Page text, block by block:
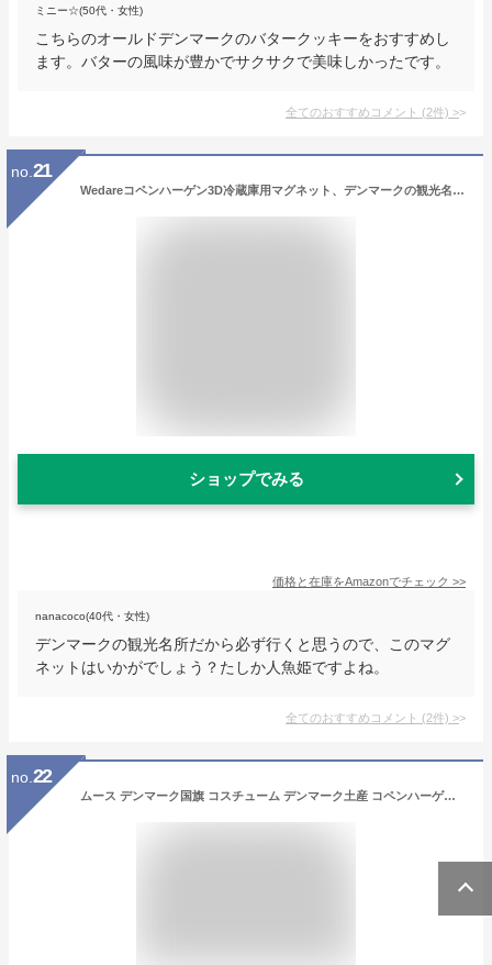
ミニー☆(50代・女性)
こちらのオールドデンマークのバタークッキーをおすすめし
ます。バターの風味が豊かでサクサクで美味しかったです。
全てのおすすめコメント (2件) >
no. 21
Wedareコペンハーゲン3D冷蔵庫用マグネット、デンマークの観光名所のお土産、クリエイティブホームデコレーション
ショップでみる
価格と在庫をAmazonでチェック >>
nanacoco(40代・女性)
デンマークの観光名所だから必ず行くと思うので、このマグ
ネットはいかがでしょう？たしか人魚姫ですよね。
全てのおすすめコメント (2件) >
no. 22
ムース デンマーク国旗 コスチューム デンマーク土産 コペンハーゲン Tシャツ